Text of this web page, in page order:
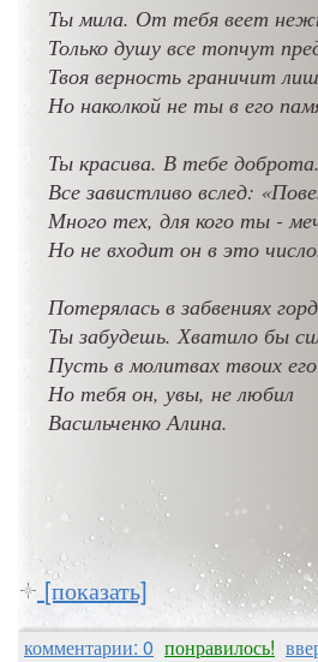
Ты мила. От тебя веет
Только душу все топчут
Твоя верность граничит
Но наколкой не ты в его
Ты красива. В тебе доброта.
Все завистливо вслед:
Много тех, для кого ты -
Но не входит он в это
Потерялась в забвениях
Ты забудешь. Хватило бы
Пусть в молитвах твоих
Но тебя он, увы, не любил
Васильченко Алина.
[показать]
комментарии: 0 понравилось!